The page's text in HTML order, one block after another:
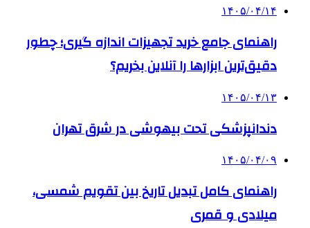
۱۴۰۵/۰۴/۱۴
راهنمای جامع خرید تجهیزات اندازه گیری؛ چطور
دقیق‌ترین ابزارها را آنلاین بخریم؟
۱۴۰۵/۰۴/۱۳
دندانپزشکی تحت بیهوشی در شرق تهران
۱۴۰۵/۰۴/۰۹
راهنمای کامل تبدیل تاریخ بین تقویم شمسی،
میلادی و قمری